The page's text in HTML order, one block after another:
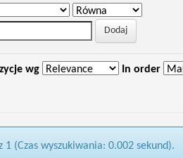
wg In order
1 (Czas wyszukiwania: 0.002 sekund).